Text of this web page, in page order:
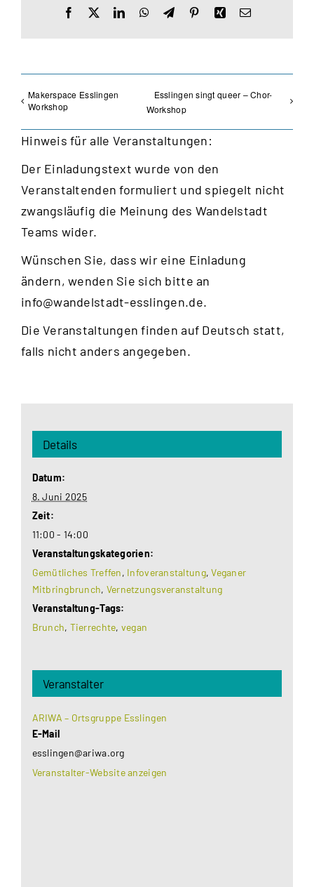
Facebook LinkedInWhatsApp
TelegramPinterestXingE-
Makerspace Esslingen
Workshop
Esslingen singt queer – Chor-
Workshop
Hinweis für alle Veranstaltungen:
Der Einladungstext wurde von den
Veranstaltenden formuliert und spiegelt nicht
zwangsläufig die Meinung des Wandelstadt
Teams wider.
Wünschen Sie, dass wir eine Einladung
ändern, wenden Sie sich bitte an
info@wandelstadt-esslingen.de.
Die Veranstaltungen finden auf Deutsch statt,
falls nicht anders angegeben.
Details
Datum:
8. Juni 2025
Zeit:
11:00 - 14:00
Veranstaltungskategorien:
Gemütliches Treffen, Infoveranstaltung,Veganer
Mitbringbrunch, Vernetzungsveranstaltung
Veranstaltung-Tags:
Brunch, Tierrechte, vegan
Veranstalter
ARIWA – Ortsgruppe Esslingen
E-Mail
esslingen@ariwa.org
Veranstalter-Website anzeigen